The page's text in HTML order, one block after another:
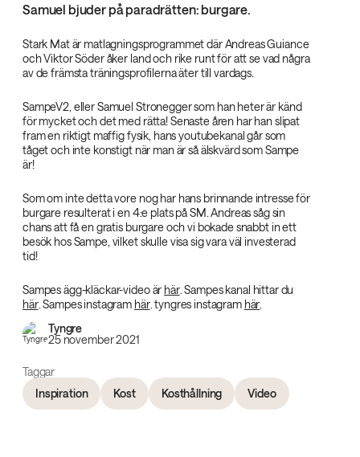
Samuel bjuder på paradrätten: burgare.
Stark Mat är matlagningsprogrammet där Andreas Guiance
och Viktor Söder åker land och rike runt för att se vad några
av de främsta träningsprofilerna äter till vardags.
SampeV2, eller Samuel Stronegger som han heter är känd
för mycket och det med rätta! Senaste åren har han slipat
fram en riktigt maffig fysik, hans youtubekanal går som
tåget och inte konstigt när man är så älskvärd som Sampe
är!
Som om inte detta vore nog har hans brinnande intresse för
burgare resulterat i en 4:e plats på SM. Andreas såg sin
chans att få en gratis burgare och vi bokade snabbt in ett
besök hos Sampe, vilket skulle visa sig vara väl investerad
tid!
Sampes ägg-kläckar-video är här. Sampes kanal hittar du
här. Sampes instagram här. tyngres instagram här
Tyngre
25 november 2021
Taggar
Inspiration
Kost Kosthållning Video